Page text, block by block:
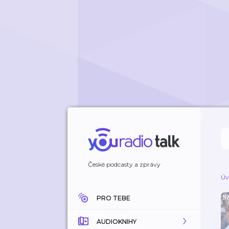
České podcasty a zprávy
PRO TEBE
AUDIOKNIHY